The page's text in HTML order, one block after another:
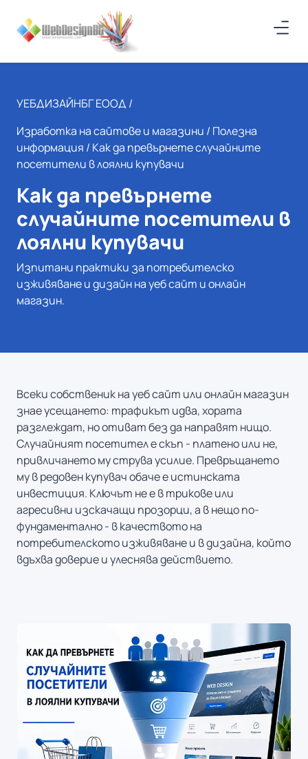
УЕБДИЗАЙНБГ ЕООД /
Изработка на сайтове и магазини / Полезна
информация / Как да превърнете случайните
посетители в лоялни купувачи
Как да превърнете
случайните посетители в
лоялни купувачи
Изпитани практики за потребителско
изживяване и дизайн на уеб сайт и онлайн
магазин.
Всеки собственик на уеб сайт или онлайн магазин
знае усещането: трафикът идва, хората
разглеждат, но отиват без да направят нищо.
Случайният посетител е скъп - платено или не,
привличането му струва усилие. Превръщането
му в редовен купувач обаче е истинската
инвестиция. Ключът не е в трикове или
агресивни изскачащи прозорци, а в нещо по-
фундаментално - в качеството на
потребителското изживяване и в дизайна, който
вдъхва доверие и улеснява действието.